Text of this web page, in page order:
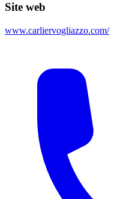
Site web
www.carliervogliazzo.com/